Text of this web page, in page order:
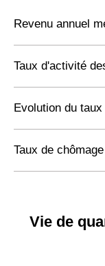
Revenu annuel
Taux d'activité
Evolution du
Taux de
Vie de